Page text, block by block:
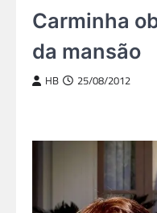
Carminha
da mansão
HB 25/08/2012